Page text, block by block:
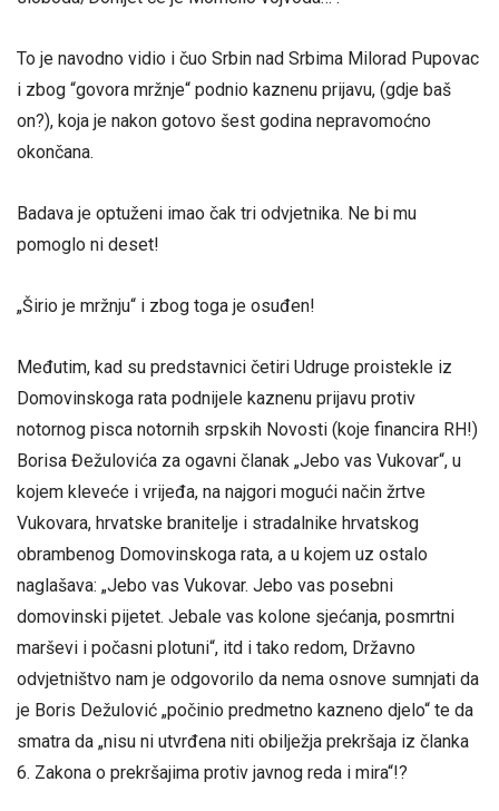
To je navodno vidio i čuo Srbin nad Srbima Milorad Pupovac
i zbog “govora mržnje“ podnio kaznenu prijavu, (gdje baš
on?), koja je nakon gotovo šest godina nepravomoćno
okončana.
Badava je optuženi imao čak tri odvjetnika. Ne bi mu
pomoglo ni deset!
„Širio je mržnju“ i zbog toga je osuđen!
Međutim, kad su predstavnici četiri Udruge proistekle iz
Domovinskoga rata podnijele kaznenu prijavu protiv
notornog pisca notornih srpskih Novosti (koje financira RH!)
Borisa Đežulovića za ogavni članak „Jebo vas Vukovar“, u
kojem kleveće i vrijeđa, na najgori mogući način žrtve
Vukovara, hrvatske branitelje i stradalnike hrvatskog
obrambenog Domovinskoga rata, a u kojem uz ostalo
naglašava: „Jebo vas Vukovar. Jebo vas posebni
domovinski pijetet. Jebale vas kolone sjećanja, posmrtni
marševi i počasni plotuni“, itd i tako redom, Državno
odvjetništvo nam je odgovorilo da nema osnove sumnjati da
je Boris Dežulović „počinio predmetno kazneno djelo“ te da
smatra da „nisu ni utvrđena niti obilježja prekršaja iz članka
6. Zakona o prekršajima protiv javnog reda i mira“!?